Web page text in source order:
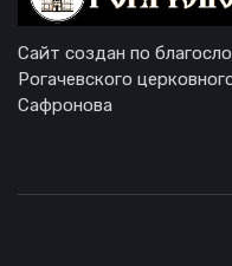
Сайт создан по
Рогачевского
Сафронова